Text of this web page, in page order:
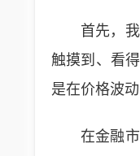
首先，
触摸到、看
是在价格波
在金融